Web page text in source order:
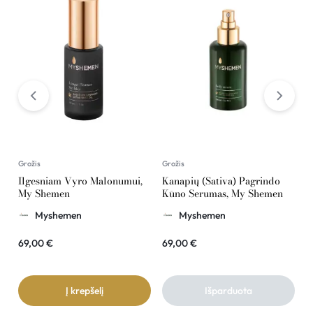
Grožis
Ilgesniam Vyro Malonumui,
My Shemen
Myshemen
69,00€
Į krepšelį
Grožis
Kanapių (Sativa) Pagrindo
Kūno Serumas, My Shemen
Myshemen
69,00€
Išparduota